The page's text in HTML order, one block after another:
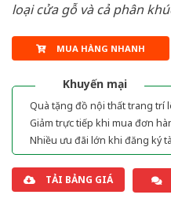
loại cửa gỗ và cả phân
MUA HÀNG NHANH
Khuyến mại
Quà tặng đồ nội thất trang trí
Giảm trực tiếp khi mua đơn
Nhiều ưu đãi lớn khi đăng ký
TẢI BẢNG GIÁ